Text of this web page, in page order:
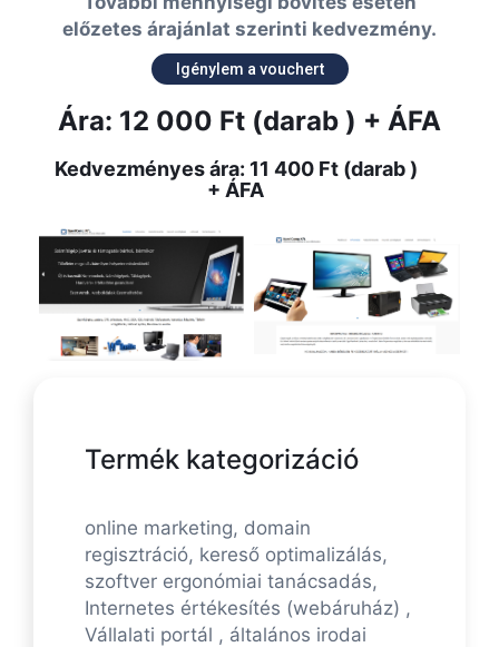
előzetes árajánlat szerinti kedvezmény.
Igénylem a vouchert
Ára: 12 000 Ft (darab ) + ÁFA
Kedvezményes ára: 11 400 Ft (darab )
+ ÁFA
Termék kategorizáció
online marketing, domain
regisztráció, kereső optimalizálás,
szoftver ergonómiai tanácsadás,
Internetes értékesítés (webáruház) ,
Vállalati portál , általános irodai